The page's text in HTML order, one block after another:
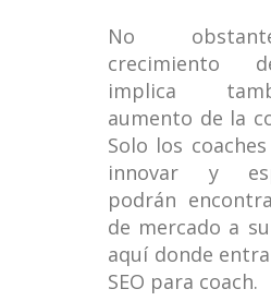
No
crecimiento
implica
aumento de la
Solo los
innovar y
podrán
de mercado a
aquí donde
SEO para coach.